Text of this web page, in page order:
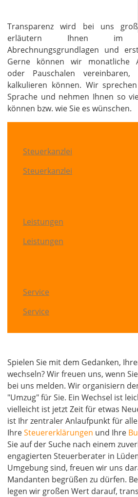
Transparenz wird bei uns
erläutern Ihnen im
Abrechnungsgrundlagen und
Gerne können wir monatliche
oder Pauschalen
kalkulieren können. Wir
Sprache und nehmen Ihnen so
können bzw. wie Sie es wünschen.
Steuerkanzlei
Steuerkanzlei
Leistungen
Leistungen
Service
Service
Spielen Sie mit dem Gedanken,
wechseln? Wir freuen uns, wenn
bei uns melden. Wir organisiern
"Umzug" für Sie. Ein Wechsel ist
vielleicht ist jetzt Zeit für etwas
ist Ihr zentraler Anlaufpunkt für
IhreSteuererklärungen und Ihre
Sie auf der Suche nach einem
engagierten Steuerberater in
Umgebung sind, freuen wir uns
Mandanten begrüßen zu dürfen.
legen wir großen Wert darauf,